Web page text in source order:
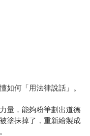
如何「用法律說話」。
量，能夠粉筆劃出道德
塗抹掉了，重新繪製成